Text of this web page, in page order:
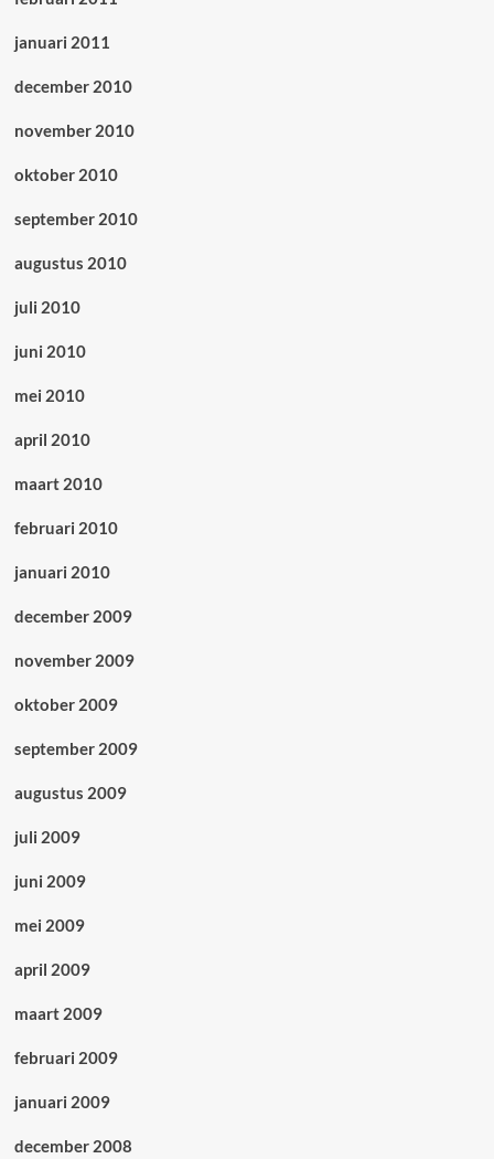
januari 2011
december 2010
november 2010
oktober 2010
september 2010
augustus 2010
juli 2010
juni 2010
mei 2010
april 2010
maart 2010
februari 2010
januari 2010
december 2009
november 2009
oktober 2009
september 2009
augustus 2009
juli 2009
juni 2009
mei 2009
april 2009
maart 2009
februari 2009
januari 2009
december 2008